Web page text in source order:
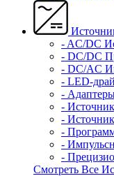
- AC/DC
- DC/DC
- DC/AC
- LED-
-
-
-
-
-
-
Смотреть Все